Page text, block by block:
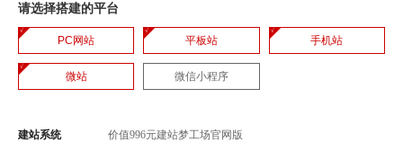
请选择搭建的平台
PC网站 平板站 手机站
微站 微信小程序
建站系统 价值996元建站梦工场官网版